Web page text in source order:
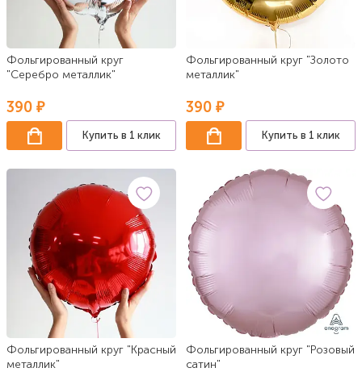
Фольгированный круг
"Серебро металлик"
390 ₽
Купить в 1 клик
Фольгированный круг "Золото
металлик"
390 ₽
Купить в 1 клик
Фольгированный круг "Красный
металлик"
Фольгированный круг "Розовый
сатин"